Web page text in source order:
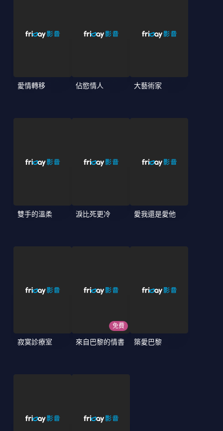
愛情轉移 佔慾情人 大藝術家
雙手的溫柔 淚比死更冷 愛我還是愛他
寂寞診療室
免費
來自巴黎的情書 築愛巴黎